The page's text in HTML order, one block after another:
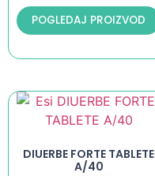
POGLEDAJ PROIZVOD
DIUERBE FORTE TABLETE
A/40